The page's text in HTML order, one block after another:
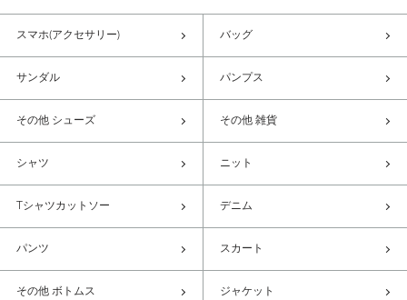
スマホ(アクセサリー) バッグ
サンダル パンプス
その他 シューズ その他 雑貨
シャツ ニット
Tシャツカットソー デニム
パンツ スカート
その他 ボトムス ジャケット